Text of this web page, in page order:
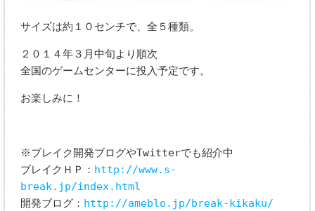
サイズは約１０センチで、全５種類。
２０１４年３月中旬より順次
全国のゲームセンターに投入予定です。
お楽しみに！
※ブレイク開発ブログやTwitterでも紹介中
ブレイクＨＰ： http://www.s-
break.jp/index.html
開発ブログ： http://ameblo.jp/break-kikaku/